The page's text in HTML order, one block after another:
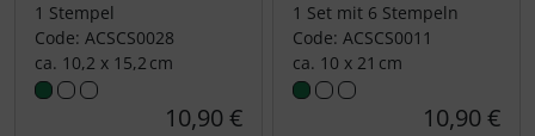
1 Stempel
Code: ACSCS0028
ca. 10,2 x 15,2 cm
10,90 €
1 Set mit 6 Stempeln
Code: ACSCS0011
ca. 10 x 21 cm
10,90 €